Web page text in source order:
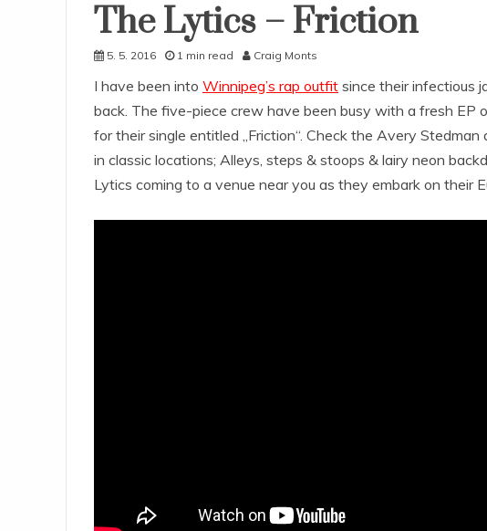
The Lytics – Friction
5. 5. 2016 1 min read Craig Monts
I have been into Winnipeg’s rap outfit since their infectious
back. The five-piece crew have been busy with a fresh EP
for their single entitled „Friction“. Check the Avery
in classic locations; Alleys, steps & stoops & lairy neon
Lytics coming to a venue near you as they embark on their